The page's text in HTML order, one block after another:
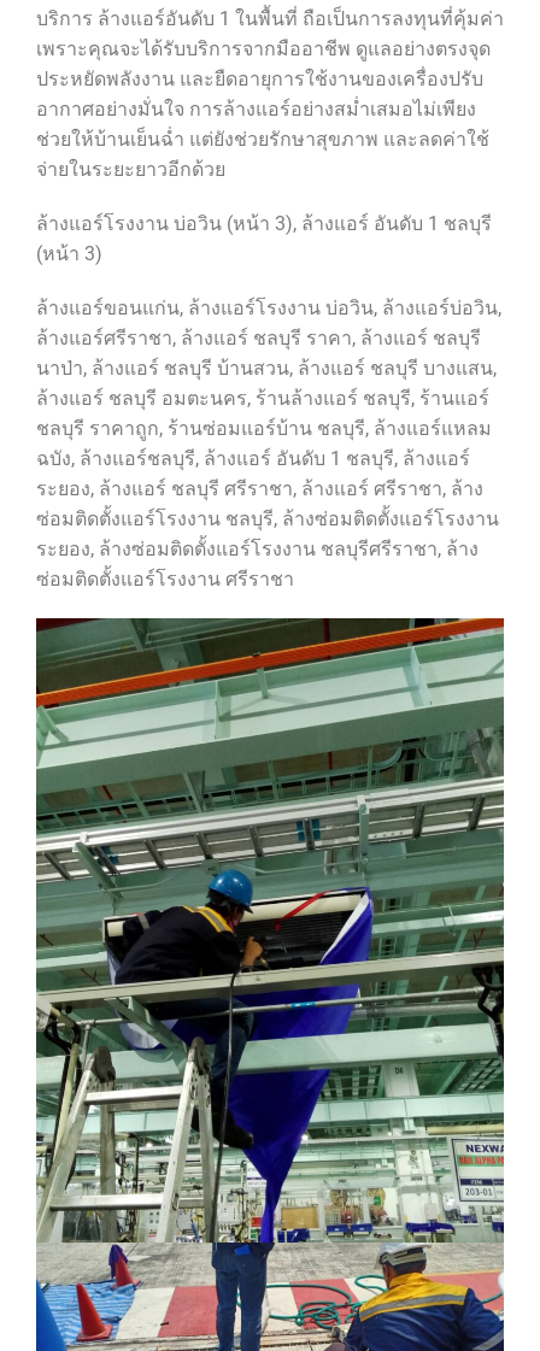
บริการ ล้างแอร์อันดับ 1 ในพื้นที่ ถือเป็นการลงทุนที่คุ้มค่า
เพราะคุณจะได้รับบริการจากมืออาชีพ ดูแลอย่างตรงจุด
ประหยัดพลังงาน และยืดอายุการใช้งานของเครื่องปรับ
อากาศอย่างมั่นใจ การล้างแอร์อย่างสม่ำเสมอไม่เพียง
ช่วยให้บ้านเย็นฉ่ำ แต่ยังช่วยรักษาสุขภาพ และลดค่าใช้
จ่ายในระยะยาวอีกด้วย
ล้างแอร์โรงงาน บ่อวิน (หน้า 3), ล้างแอร์ อันดับ 1 ชลบุรี
(หน้า 3)
ล้างแอร์ขอนแก่น, ล้างแอร์โรงงาน บ่อวิน, ล้างแอร์บ่อวิน,
ล้างแอร์ศรีราชา, ล้างแอร์ ชลบุรี ราคา, ล้างแอร์ ชลบุรี
นาป่า, ล้างแอร์ ชลบุรี บ้านสวน, ล้างแอร์ ชลบุรี บางแสน,
ล้างแอร์ ชลบุรี อมตะนคร, ร้านล้างแอร์ ชลบุรี, ร้านแอร์
ชลบุรี ราคาถูก, ร้านซ่อมแอร์บ้าน ชลบุรี, ล้างแอร์แหลม
ฉบัง, ล้างแอร์ชลบุรี, ล้างแอร์ อันดับ 1 ชลบุรี, ล้างแอร์
ระยอง, ล้างแอร์ ชลบุรี ศรีราชา, ล้างแอร์ ศรีราชา, ล้าง
ซ่อมติดตั้งแอร์โรงงาน ชลบุรี, ล้างซ่อมติดตั้งแอร์โรงงาน
ระยอง, ล้างซ่อมติดตั้งแอร์โรงงาน ชลบุรีศรีราชา, ล้าง
ซ่อมติดตั้งแอร์โรงงาน ศรีราชา